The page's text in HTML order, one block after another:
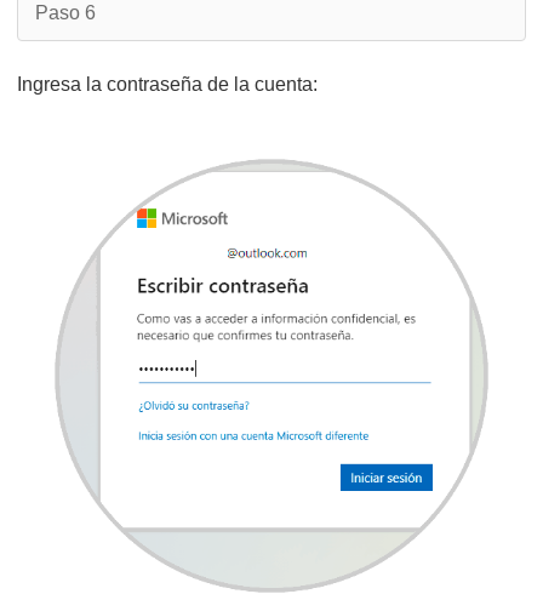
Paso 6
Ingresa la contraseña de la cuenta: